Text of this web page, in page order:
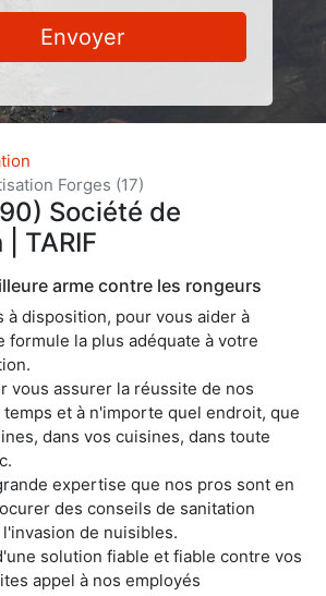
Envoyer
Forges (17)
Société de
TARIF
arme contre les rongeurs
à disposition, pour vous aider à
formule la plus adéquate à votre
vous assurer la réussite de nos
et à n'importe quel endroit, que
dans vos cuisines, dans toute
expertise que nos pros sont en
des conseils de sanitation
de nuisibles.
solution fiable et fiable contre vos
appel à nos employés